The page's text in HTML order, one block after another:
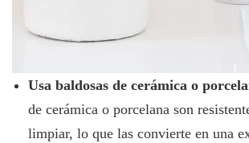
Usa baldosas de cerámica o
de cerámica o porcelana son
limpiar, lo que las convierte en una